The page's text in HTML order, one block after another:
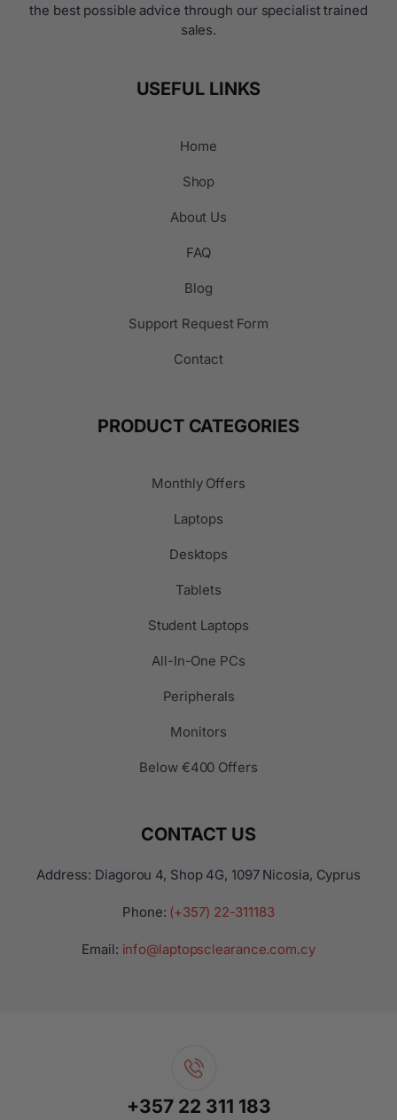
the best possible advice through our specialist trained
sales.
USEFUL LINKS
Home
Shop
About Us
FAQ
Blog
Support Request Form
Contact
PRODUCT CATEGORIES
Monthly Offers
Laptops
Desktops
Tablets
Student Laptops
All-In-One PCs
Peripherals
Monitors
Below €400 Offers
CONTACT US
Address: Diagorou 4, Shop 4G, 1097 Nicosia, Cyprus
Phone: (+357) 22-311183
Email: info@laptopsclearance.com.cy
+357 22 311 183